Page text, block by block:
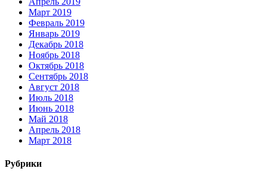
Март 2019
Февраль 2019
Январь 2019
Декабрь 2018
Ноябрь 2018
Октябрь 2018
Сентябрь 2018
Август 2018
Июль 2018
Июнь 2018
Май 2018
Апрель 2018
Март 2018
Рубрики